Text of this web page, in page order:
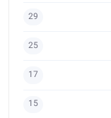
29
25
17
15